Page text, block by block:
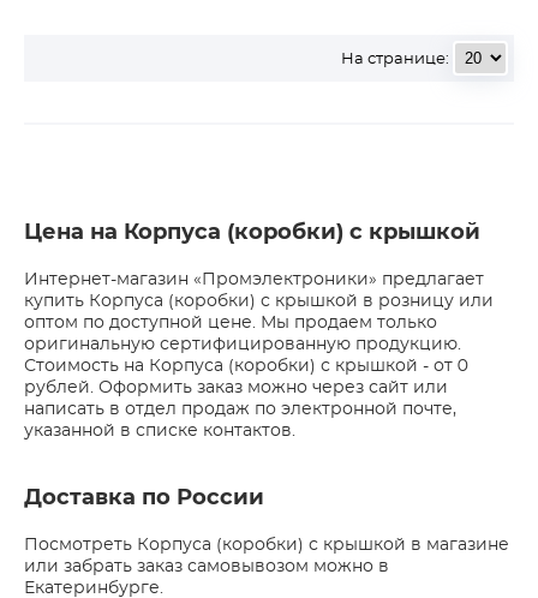
На странице:
Цена на Корпуса (коробки) с крышкой
Интернет-магазин «Промэлектроники» предлагает
купить Корпуса (коробки) с крышкой в розницу или
оптом по доступной цене. Мы продаем только
оригинальную сертифицированную продукцию.
Стоимость на Корпуса (коробки) с крышкой - от 0
рублей. Оформить заказ можно через сайт или
написать в отдел продаж по электронной почте,
указанной в списке контактов.
Доставка по России
Посмотреть Корпуса (коробки) с крышкой в магазине
или забрать заказ самовывозом можно в
Екатеринбурге.